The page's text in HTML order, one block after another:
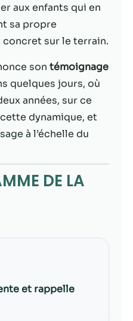
aux enfants qui en
sa propre
sur le terrain.
son témoignage
quelques jours, où
années, sur ce
dynamique, et
à l’échelle du
DE LA
et rappelle
Statistiques
Afin que nous
puissions
fonctionnalité
et la structure
du site Web,
en fonction
de la façon
dont le site
Si vous refusez